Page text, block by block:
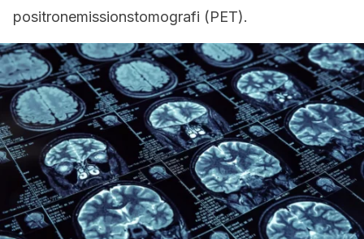
positronemissionstomografi (PET).